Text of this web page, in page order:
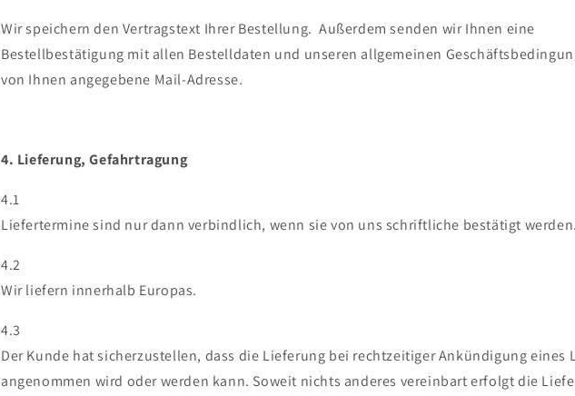
Wir speichern den Vertragstext Ihrer Bestellung. Außerdem senden wir Ihnen eine
Bestellbestätigung mit allen Bestelldaten und unseren allgemeinen
von Ihnen angegebene Mail-Adresse.
4. Lieferung, Gefahrtragung
4.1
Liefertermine sind nur dann verbindlich, wenn sie von uns schriftliche bestätigt werden.
4.2
Wir liefern innerhalb Europas.
4.3
Der Kunde hat sicherzustellen, dass die Lieferung bei rechtzeitiger Ankündigung eines
angenommen wird oder werden kann. Soweit nichts anderes vereinbart erfolgt die